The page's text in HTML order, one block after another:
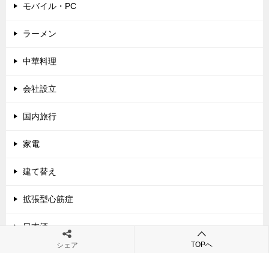
モバイル・PC
ラーメン
中華料理
会社設立
国内旅行
家電
建て替え
拡張型心筋症
日本酒
シェア TOPへ